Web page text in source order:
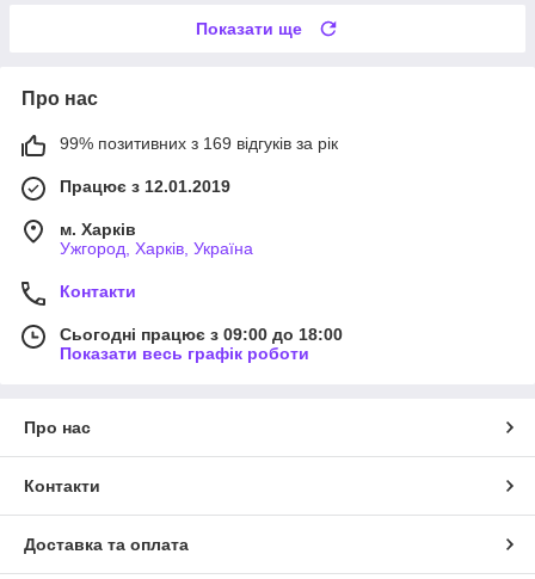
Показати ще
Про нас
99% позитивних з 169 відгуків за рік
Працює з 12.01.2019
м. Харків
Ужгород, Харків, Україна
Контакти
Сьогодні працює з 09:00 до 18:00
Показати весь графік роботи
Про нас
Контакти
Доставка та оплата